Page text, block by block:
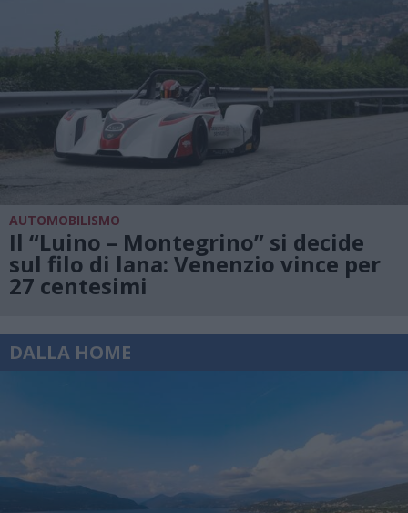
AUTOMOBILISMO
Il “Luino – Montegrino” si decide
sul filo di lana: Venenzio vince per
27 centesimi
DALLA HOME